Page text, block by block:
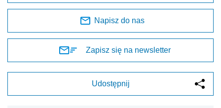
Napisz do nas
Zapisz się na newsletter
Udostępnij